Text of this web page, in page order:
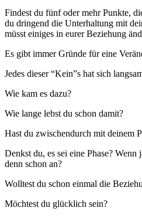
Findest du fünf oder mehr Punkte,
du dringend die Unterhaltung mit
müsst einiges in eurer Beziehung
Es gibt immer Gründe für eine
Jedes dieser “Kein”s hat sich
Wie kam es dazu?
Wie lange lebst du schon damit?
Hast du zwischendurch mit deinem
Denkst du, es sei eine Phase? Wenn
denn schon an?
Wolltest du schon einmal die
Möchtest du glücklich sein?